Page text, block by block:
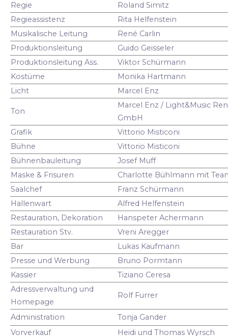
Regie
Roland Simitz
Regieassistenz
Rita Helfenstein
Musikalische Leitung
René Carlin
Produktionsleitung
Guido Geisseler
Produktionsleitung Ass.
Viktor Schürmann
Kostüme
Monika Hartmann
Licht
Marcel Enz
Ton
Marcel Enz / Light&Music
GmbH
Grafik
Vittorio Misticoni
Bühne
Vittorio Misticoni
Bühnenbauleitung
Josef Muff
Maske & Frisuren
Charlotte Bühlmann mit
Saalchef
Franz Schürmann
Hallenwart
Alfred Helfenstein
Restauration, Dekoration
Hanspeter Achermann
Restauration Stv.
Vreni Aregger
Bar
Lukas Kaufmann
Presse und Werbung
Bruno Pormtann
Kassier
Tiziano Ceresa
Adressverwaltung und
Homepage
Rolf Furrer
Administration
Tonja Gander
Vorverkauf
Heidi und Thomas Wyrsch